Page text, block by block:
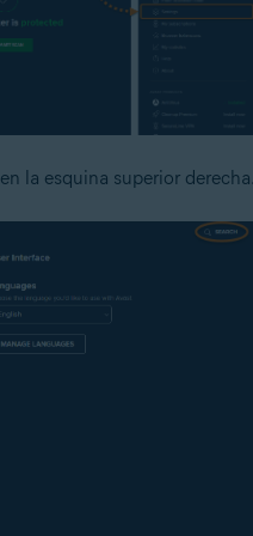
en la esquina superior